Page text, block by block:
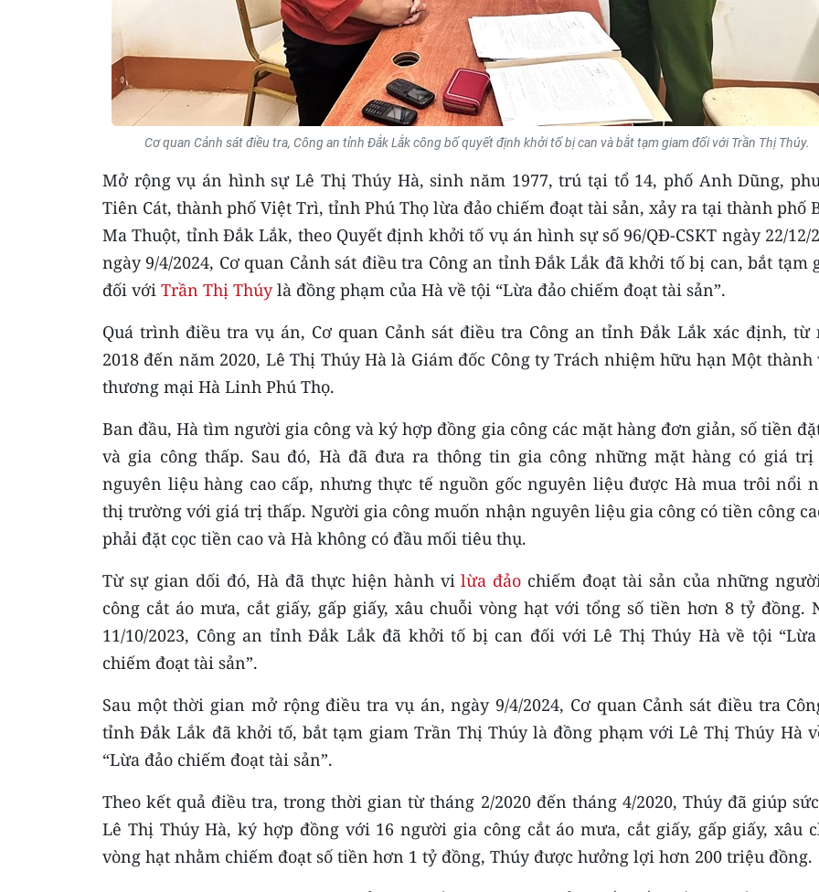
Cơ quan Cảnh sát điều tra, Công an tỉnh Đắk Lắk công bố quyết định khởi tố bị can và bắt tạm giam đối với Trần Thị Thúy.
Mở rộng vụ án hình sự Lê Thị Thúy Hà, sinh năm 1977, trú tại tổ 14, phố Anh Dũng,
Tiên Cát, thành phố Việt Trì, tỉnh Phú Thọ lừa đảo chiếm đoạt tài sản, xảy ra tại thành phố
Ma Thuột, tỉnh Đắk Lắk, theo Quyết định khởi tố vụ án hình sự số 96/QĐ-CSKT ngày 22/12/
ngày 9/4/2024, Cơ quan Cảnh sát điều tra Công an tỉnh Đắk Lắk đã khởi tố bị can, bắt tạm
đối với Trần Thị Thúylà đồng phạm của Hà về tội “Lừa đảo chiếm đoạt tài sản”.
Quá trình điều tra vụ án, Cơ quan Cảnh sát điều tra Công an tỉnh Đắk Lắk xác định, từ
2018 đến năm 2020, Lê Thị Thúy Hà là Giám đốc Công ty Trách nhiệm hữu hạn Một thành
thương mại Hà Linh Phú Thọ.
Ban đầu, Hà tìm người gia công và ký hợp đồng gia công các mặt hàng đơn giản, số tiền
và gia công thấp. Sau đó, Hà đã đưa ra thông tin gia công những mặt hàng có giá trị
nguyên liệu hàng cao cấp, nhưng thực tế nguồn gốc nguyên liệu được Hà mua trôi nổi
thị trường với giá trị thấp. Người gia công muốn nhận nguyên liệu gia công có tiền công
phải đặt cọc tiền cao và Hà không có đầu mối tiêu thụ.
Từ sự gian dối đó, Hà đã thực hiện hành vilừa đảo chiếm đoạt tài sản của những
công cắt áo mưa, cắt giấy, gấp giấy, xâu chuỗi vòng hạt với tổng số tiền hơn 8 tỷ đồng.
11/10/2023, Công an tỉnh Đắk Lắk đã khởi tố bị can đối với Lê Thị Thúy Hà về tội
chiếm đoạt tài sản”.
Sau một thời gian mở rộng điều tra vụ án, ngày 9/4/2024, Cơ quan Cảnh sát điều tra
tỉnh Đắk Lắk đã khởi tố, bắt tạm giam Trần Thị Thúy là đồng phạm với Lê Thị Thúy Hà
“Lừa đảo chiếm đoạt tài sản”.
Theo kết quả điều tra, trong thời gian từ tháng 2/2020 đến tháng 4/2020, Thúy đã giúp
Lê Thị Thúy Hà, ký hợp đồng với 16 người gia công cắt áo mưa, cắt giấy, gấp giấy, xâu
vòng hạt nhằm chiếm đoạt số tiền hơn 1 tỷ đồng, Thúy được hưởng lợi hơn 200 triệu đồng.